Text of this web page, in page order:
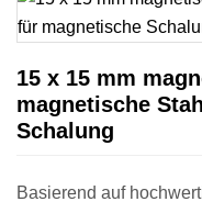
15 x 15 mm
magnetische
Schalung
Basierend auf